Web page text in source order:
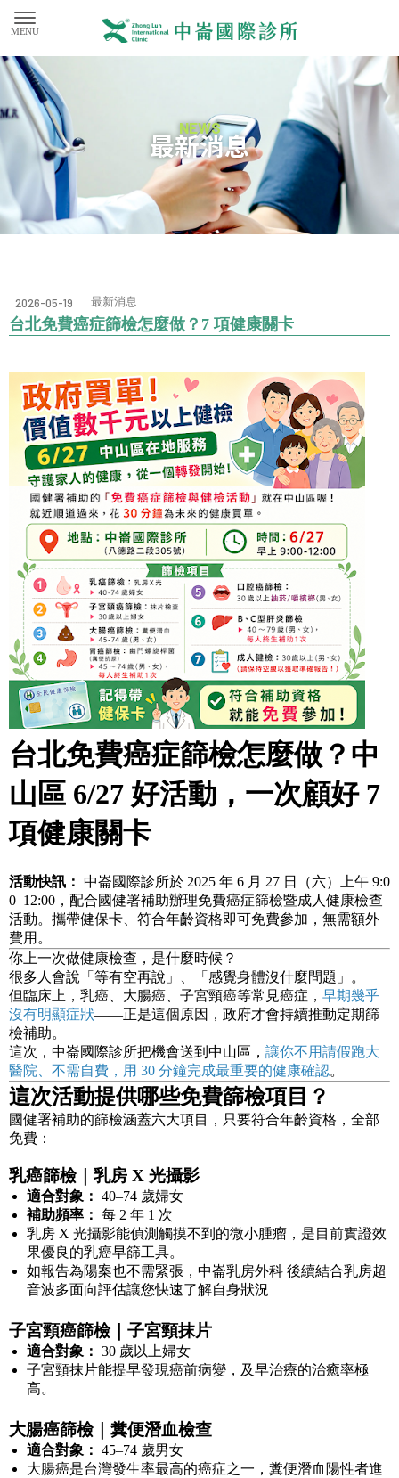
最新消息
2026-05-19 最新消息
台北免費癌症篩檢怎麼做？7 項健康關卡
台北免費癌症篩檢怎麼做？中
山區 6/27 好活動，一次顧好 7
項健康關卡
活動快訊： 中崙國際診所於 2025 年 6 月 27 日（六）上午 9:0
0–12:00，配合國健署補助辦理免費癌症篩檢暨成人健康檢查
活動。攜帶健保卡、符合年齡資格即可免費參加，無需額外
費用。
你上一次做健康檢查，是什麼時候？
很多人會說「等有空再說」、「感覺身體沒什麼問題」。
但臨床上，乳癌、大腸癌、子宮頸癌等常見癌症， 早期幾乎
沒有明顯症狀——正是這個原因，政府才會持續推動定期篩
檢補助。
這次，中崙國際診所把機會送到中山區， 讓你不用請假跑大
醫院、不需自費，用 30 分鐘完成最重要的健康確認。
這次活動提供哪些免費篩檢項目？
國健署補助的篩檢涵蓋六大項目，只要符合年齡資格，全部
免費：
乳癌篩檢｜乳房 X 光攝影
適合對象： 40–74 歲婦女
補助頻率： 每 2 年 1 次
乳房 X 光攝影能偵測觸摸不到的微小腫瘤，是目前實證效
果優良的乳癌早篩工具。
如報告為陽案也不需緊張，中崙乳房外科 後續結合乳房超
音波多面向評估讓您快速了解自身狀況
子宮頸癌篩檢｜子宮頸抹片
適合對象： 30 歲以上婦女
子宮頸抹片能提早發現癌前病變，及早治療的治癒率極
高。
大腸癌篩檢｜糞便潛血檢查
適合對象： 45–74 歲男女
大腸癌是台灣發生率最高的癌症之一，糞便潛血陽性者進